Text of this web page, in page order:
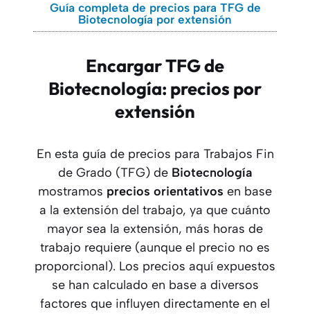
Guía completa de precios para TFG de
Biotecnología por extensión
Encargar TFG de
Biotecnología: precios por
extensión
En esta guía de precios para Trabajos Fin
de Grado (TFG) de Biotecnología
mostramos precios orientativos en base
a la extensión del trabajo, ya que cuánto
mayor sea la extensión, más horas de
trabajo requiere (aunque el precio no es
proporcional). Los precios aquí expuestos
se han calculado en base a diversos
factores que influyen directamente en el